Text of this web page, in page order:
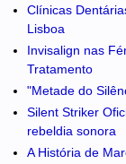
Clínicas
Lisboa
Invisalign nas
Tratamento
"Metade do
Silent Striker
rebeldia sonora
A História de